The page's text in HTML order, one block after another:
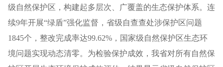
级自然保护区，构建起多层次、广覆盖的生态保护体系。连
续9年开展“绿盾”强化监督，省级自查查处涉保护区问题
1845个，整改完成率达99.62%，国家级自然保护区生态环
境问题实现动态清零。为检验保护成效，我省对所有自然保